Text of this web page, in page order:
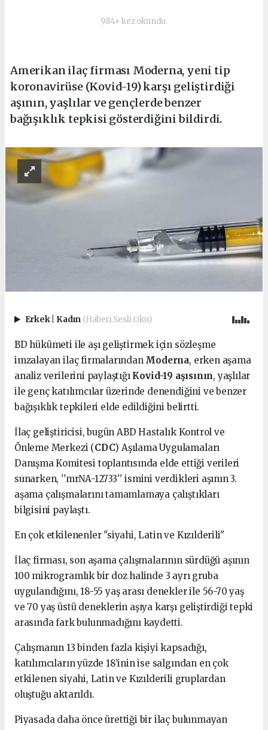
984+ kez okundu.
Amerikan ilaç firması Moderna, yeni tip
koronavirüse (Kovid-19) karşı geliştirdiği
aşının, yaşlılar ve gençlerde benzer
bağışıklık tepkisi gösterdiğini bildirdi.
Erkek Kadın (Haberi Sesli Oku)
BD hükümeti ile aşı geliştirmek için sözleşme
imzalayan ilaç firmalarından Moderna, erken aşama
analiz verilerini paylaştığıKovid-19 aşısının, yaşlılar
ile genç katılımcılar üzerinde denendiğini ve benzer
bağışıklık tepkileri elde edildiğini belirtti.
İlaç geliştiricisi, bugün ABD Hastalık Kontrol ve
Önleme Merkezi (CDC) Aşılama Uygulamaları
Danışma Komitesi toplantısında elde ettiği verileri
sunarken, ''mrNA-12733'' ismini verdikleri aşının 3.
aşama çalışmalarını tamamlamaya çalıştıkları
bilgisini paylaştı.
En çok etkilenenler "siyahi, Latin ve Kızılderili"
İlaç firması, son aşama çalışmalarının sürdüğü aşının
100 mikrogramlık bir doz halinde 3 ayrı gruba
uygulandığını, 18-55 yaş arası denekler ile 56-70 yaş
ve 70 yaş üstü deneklerin aşıya karşı geliştirdiği tepki
arasında fark bulunmadığını kaydetti.
Çalışmanın 13 binden fazla kişiyi kapsadığı,
katılımcıların yüzde 18’inin ise salgından en çok
etkilenen siyahi, Latin ve Kızılderili gruplardan
oluştuğu aktarıldı.
Piyasada daha önce ürettiği bir ilaç bulunmayan